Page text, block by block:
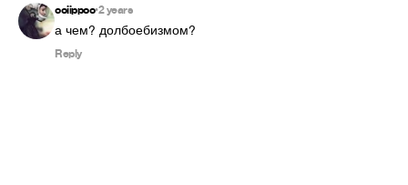
ooiippoo•2 years
а чем? долбоебизмом?
Reply